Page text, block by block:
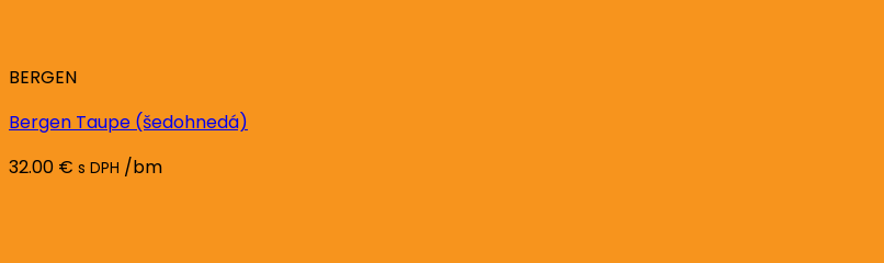
BERGEN
Bergen Taupe (šedohnedá)
32.00 € s DPH /bm